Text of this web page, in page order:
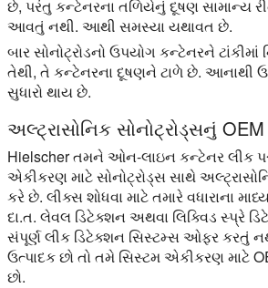
છે, પરંતુ કન્ટેનરના તળિયેનું દૂષણ સામાન્ય
આવતું નથી. આથી સમસ્યા યથાવત છે.
બાર સોનોટ્રોડનો ઉપયોગ કન્ટેનરને
તેથી, તે કન્ટેનરના દૂષણને ટાળે છે. આનાથી
સુધારો થાય છે.
અલ્ટ્રાસોનિક સોનોટ્રોડ્સનું
Hielscher તમને ઓન-લાઇન કન્ટેનર લીક
એકીકરણ માટે સોનોટ્રોડ્સ સાથે
કરે છે. લીક્સ શોધવા માટે તમારે વધારાના
દા.ત. લેવલ ડિટેક્શન અથવા લિક્વિડ સ્પ્રે
સંપૂર્ણ લીક ડિટેક્શન સિસ્ટમ્સ ઓફર કરતું
ઉત્પાદક છો તો તમે સિસ્ટમ એકીકરણ માટે
છો.